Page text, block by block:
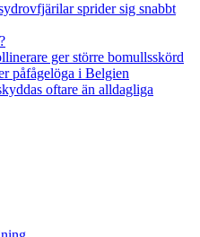
sprider sig snabbt
ger större bomullsskörd
påfågelöga i Belgien
oftare än alldagliga